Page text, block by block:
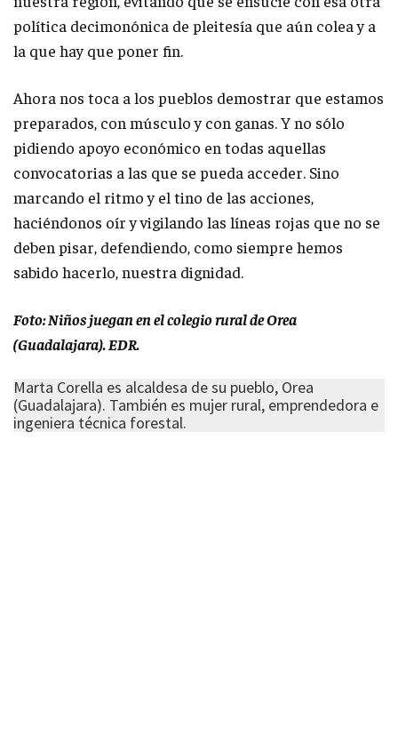
política decimonónica de pleitesía que aún colea y a
la que hay que poner fin.
Ahora nos toca a los pueblos demostrar que estamos
preparados, con músculo y con ganas. Y no sólo
pidiendo apoyo económico en todas aquellas
convocatorias a las que se pueda acceder. Sino
marcando el ritmo y el tino de las acciones,
haciéndonos oír y vigilando las líneas rojas que no se
deben pisar, defendiendo, como siempre hemos
sabido hacerlo, nuestra dignidad.
Foto: Niños juegan en el colegio rural de Orea
(Guadalajara). EDR.
Marta Corella es alcaldesa de su pueblo, Orea
(Guadalajara). También es mujer rural, emprendedora e
ingeniera técnica forestal.